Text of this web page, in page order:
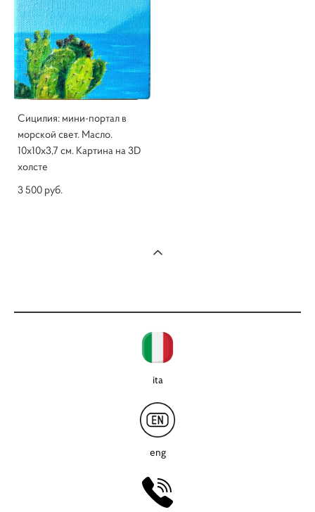
Сицилия: мини-портал в
морской свет. Масло.
10х10х3,7 см. Картина на 3D
холсте
3 500 pуб.
ita
eng